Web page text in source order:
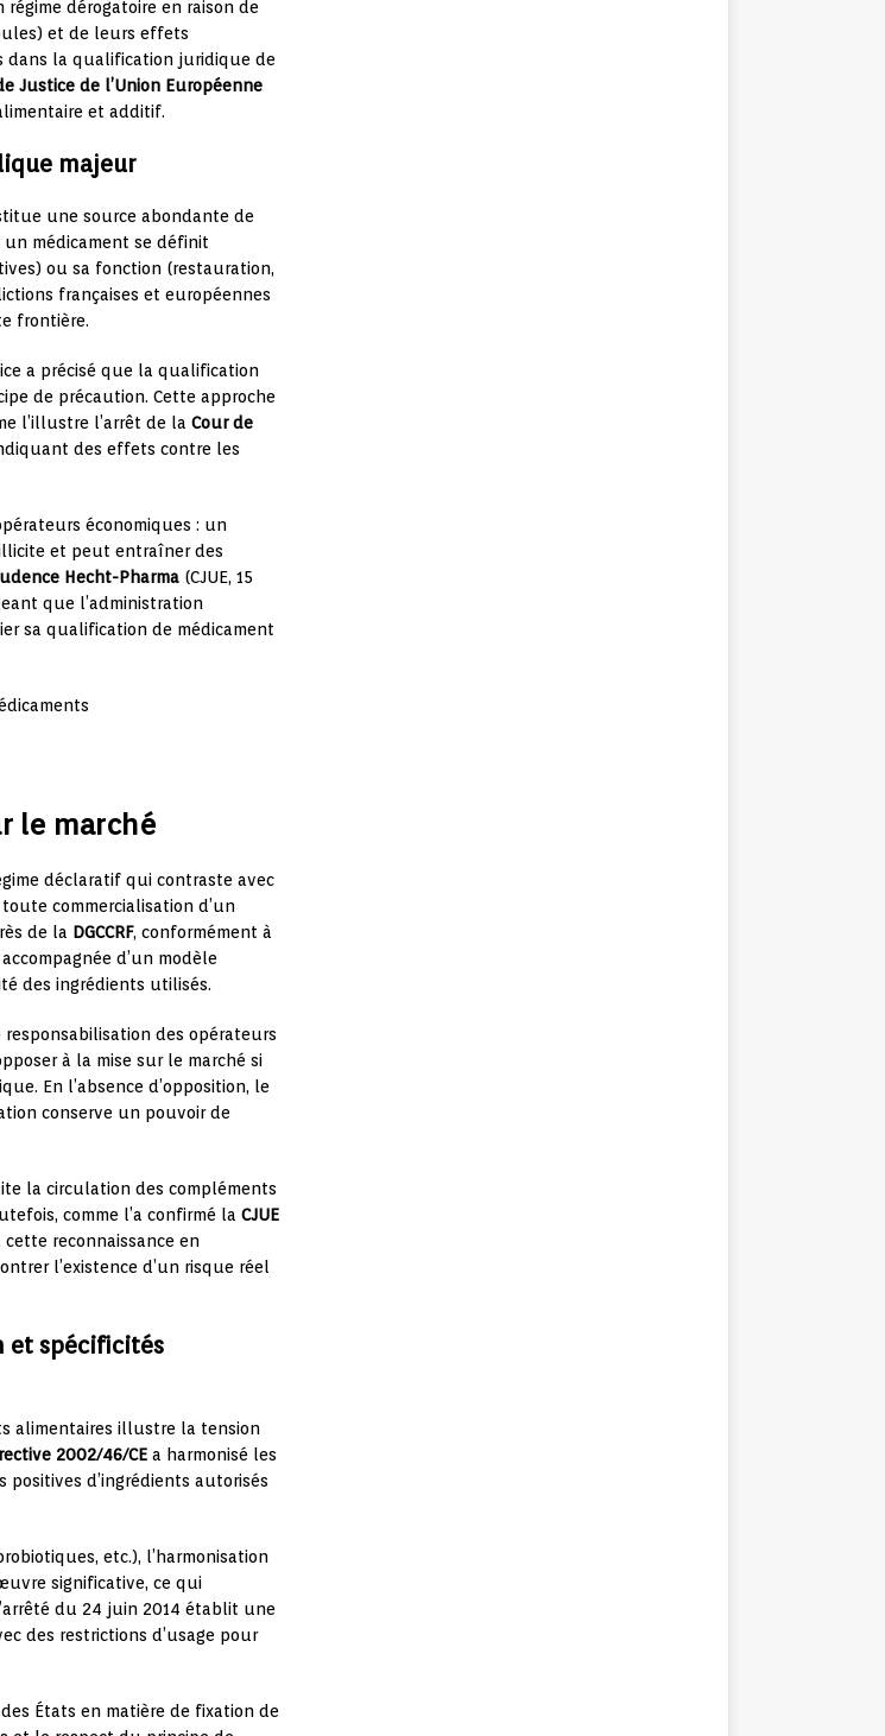
régime dérogatoire en raison de
et de leurs effets
dans la qualification juridique de
Justice de l’Union Européenne
et additif.
majeur
une source abondante de
un médicament se définit
ou sa fonction (restauration,
françaises et européennes
frontière.
a précisé que la qualification
de précaution. Cette approche
l’illustre l’arrêt de la Cour de
des effets contre les
économiques : un
et peut entraîner des
Hecht-Pharma (CJUE, 15
que l’administration
sa qualification de médicament
le marché
déclaratif qui contraste avec
commercialisation d’un
de la DGCCRF, conformément à
d’un modèle
des ingrédients utilisés.
des opérateurs
à la mise sur le marché si
En l’absence d’opposition, le
conserve un pouvoir de
la circulation des compléments
comme l’a confirmé la CJUE
cette reconnaissance en
l’existence d’un risque réel
et spécificités
alimentaires illustre la tension
2002/46/CE a harmonisé les
d’ingrédients autorisés
etc.), l’harmonisation
significative, ce qui
du 24 juin 2014 établit une
des restrictions d’usage pour
États en matière de fixation de